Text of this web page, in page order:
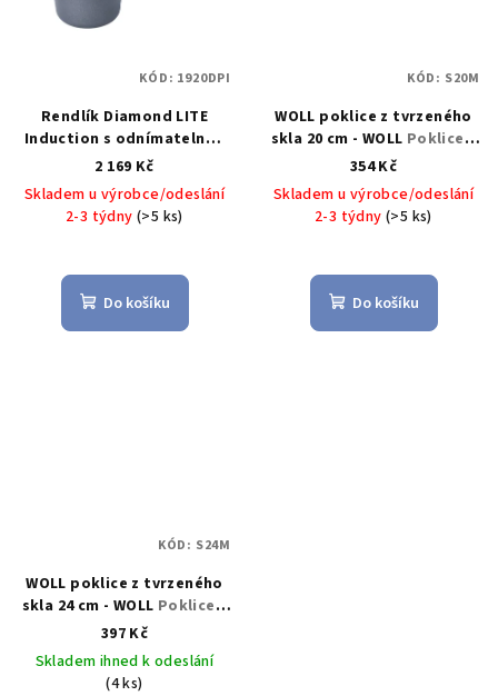
Rendlík Diamond LITE
Induction s odnímatelnou
rukojetí 20 cm na indukci -
WOLL
Diamond LITE
Induction omáčník s
odnímatelnou rukojetí 20
2 169 Kč
Skladem u výrobce/odeslání
2-3 týdny(>5 ks)
Do košíku
KÓD: 1920DPI
WOLL poklice z tvrzeného
skla 20 cm - WOLL Poklice z
tvrzeného skla 20 cm -
WOLL
354 Kč
Skladem u výrobce/odeslání
2-3 týdny(>5 ks)
Do košíku
KÓD: S20M
WOLL poklice z tvrzeného
skla 24 cm - WOLL Poklice z
tvrzeného skla 24 cm -
WOLL
397 Kč
Skladem ihned k odeslání
(4 ks)
KÓD: S24M